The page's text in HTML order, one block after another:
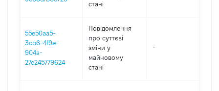
стані
55e50aa5-
3cb6-4f9e-
904a-
27e245779624
Повідомлення
про суттєві
зміни y
майновому
стані
-